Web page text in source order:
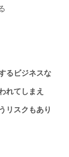
るビジネスな
れてしまえ
リスクもあり